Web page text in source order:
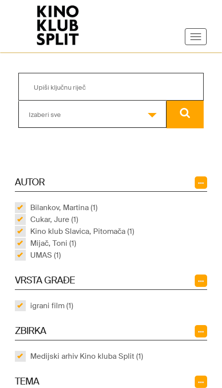
Izaberi sve
AUTOR
Bilankov, Martina (1)
Cukar, Jure (1)
Kino klub Slavica, Pitomača (1)
Mijač, Toni (1)
UMAS (1)
VRSTA GRAĐE
igrani film (1)
ZBIRKA
Medijski arhiv Kino kluba Split (1)
TEMA